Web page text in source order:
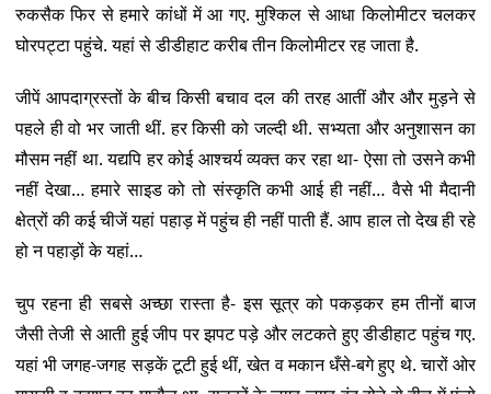
रुकसैक फिर से हमारे कांधों में आ गए. मुश्किल से आधा किलोमीटर चलकर
घोरपट्टा पहुंचे. यहां से डीडीहाट करीब तीन किलोमीटर रह जाता है.
जीपें आपदाग्रस्तों के बीच किसी बचाव दल की तरह आतीं और और मुड़ने से
पहले ही वो भर जाती थीं. हर किसी को जल्दी थी. सभ्यता और अनुशासन का
मौसम नहीं था. यद्यपि हर कोई आश्चर्य व्यक्त कर रहा था- ऐसा तो उसने कभी
नहीं देखा… हमारे साइड को तो संस्कृति कभी आई ही नहीं… वैसे भी मैदानी
क्षेत्रों की कई चीजें यहां पहाड़ में पहुंच ही नहीं पाती हैं. आप हाल तो देख ही रहे
हो न पहाड़ों के यहां…
चुप रहना ही सबसे अच्छा रास्ता है- इस सूत्र को पकड़कर हम तीनों बाज
जैसी तेजी से आती हुई जीप पर झपट पड़े और लटकते हुए डीडीहाट पहुंच गए.
यहां भी जगह-जगह सड़कें टूटी हुई थीं, खेत व मकान धँसे-बगे हुए थे. चारों ओर